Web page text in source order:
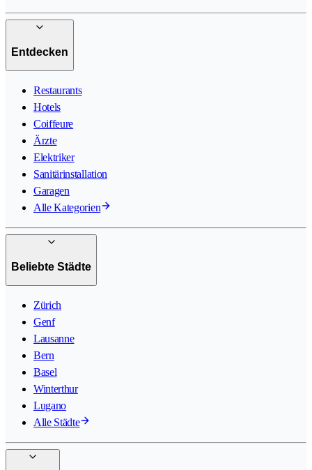
Entdecken
Restaurants
Hotels
Coiffeure
Ärzte
Elektriker
Sanitärinstallation
Garagen
Alle Kategorien
Beliebte Städte
Zürich
Genf
Lausanne
Bern
Basel
Winterthur
Lugano
Alle Städte